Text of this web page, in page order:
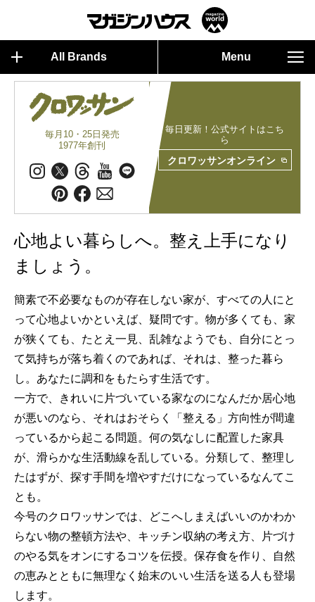
All Brands Menu
毎月10・25日発売
1977年創刊
毎日更新！公式サイトはこち
ら
クロワッサンオンライン
心地よい暮らしへ。整え上手になり
ましょう。
簡素で不必要なものが存在しない家が、すべての人にと
って心地よいかといえば、疑問です。物が多くても、家
が狭くても、たとえ一見、乱雑なようでも、自分にとっ
て気持ちが落ち着くのであれば、それは、整った暮ら
し。あなたに調和をもたらす生活です。
一方で、きれいに片づいている家なのになんだか居心地
が悪いのなら、それはおそらく「整える」方向性が間違
っているから起こる問題。何の気なしに配置した家具
が、滑らかな生活動線を乱している。分類して、整理し
たはずが、探す手間を増やすだけになっているなんてこ
とも。
今号のクロワッサンでは、どこへしまえばいいのかわか
らない物の整頓方法や、キッチン収納の考え方、片づけ
のやる気をオンにするコツを伝授。保存食を作り、自然
の恵みとともに無理なく始末のいい生活を送る人も登場
します。